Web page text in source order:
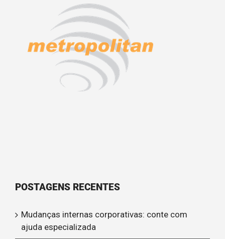
POSTAGENS RECENTES
Mudanças internas corporativas: conte com
ajuda especializada